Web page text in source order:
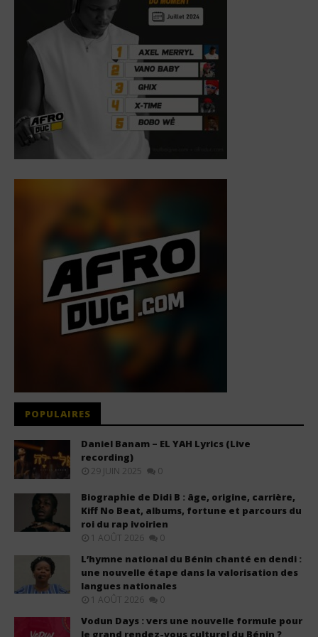
POPULAIRES
Daniel Banam – EL YAH Lyrics (Live
recording)
29 JUIN 2025 0
Biographie de Didi B : âge, origine, carrière,
Kiff No Beat, albums, fortune et parcours du
roi du rap ivoirien
1 AOÛT 2026 0
L’hymne national du Bénin chanté en dendi :
une nouvelle étape dans la valorisation des
langues nationales
1 AOÛT 2026 0
Vodun Days : vers une nouvelle formule pour
le grand rendez-vous culturel du Bénin ?